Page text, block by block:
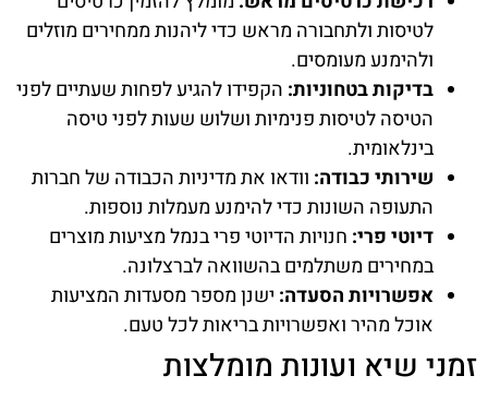
לטיסות ולתחבורה מראש כדי ליהנות ממחירים מוזלים
ולהימנע מעומסים.
בדיקות בטחוניות: הקפידו להגיע לפחות שעתיים לפני
הטיסה לטיסות פנימיות ושלוש שעות לפני טיסה
בינלאומית.
שירותי כבודה: וודאו את מדיניות הכבודה של חברות
התעופה השונות כדי להימנע מעמלות נוספות.
דיוטי פרי: חנויות הדיוטי פרי בנמל מציעות מוצרים
במחירים משתלמים בהשוואה לברצלונה.
אפשרויות הסעדה: ישנן מספר מסעדות המציעות
אוכל מהיר ואפשרויות בריאות לכל טעם.
זמני שיא ועונות מומלצות